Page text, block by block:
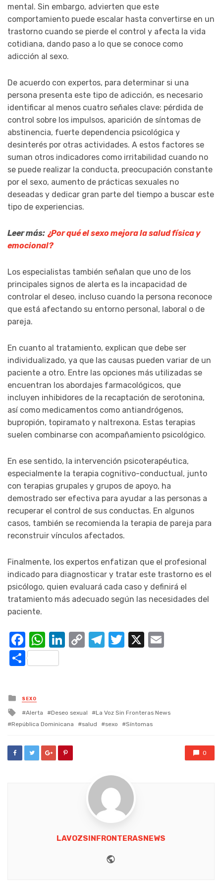
mental. Sin embargo, advierten que este
comportamiento puede escalar hasta convertirse en un
trastorno cuando se pierde el control y afecta la vida
cotidiana, dando paso a lo que se conoce como
adicción al sexo.
De acuerdo con expertos, para determinar si una
persona presenta este tipo de adicción, es necesario
identificar al menos cuatro señales clave: pérdida de
control sobre los impulsos, aparición de síntomas de
abstinencia, fuerte dependencia psicológica y
desinterés por otras actividades. A estos factores se
suman otros indicadores como irritabilidad cuando no
se puede realizar la conducta, preocupación constante
por el sexo, aumento de prácticas sexuales no
deseadas y dedicar gran parte del tiempo a buscar este
tipo de experiencias.
Leer más: ¿Por qué el sexo mejora la salud física y
emocional?
Los especialistas también señalan que uno de los
principales signos de alerta es la incapacidad de
controlar el deseo, incluso cuando la persona reconoce
que está afectando su entorno personal, laboral o de
pareja.
En cuanto al tratamiento, explican que debe ser
individualizado, ya que las causas pueden variar de un
paciente a otro. Entre las opciones más utilizadas se
encuentran los abordajes farmacológicos, que
incluyen inhibidores de la recaptación de serotonina,
así como medicamentos como antiandrógenos,
bupropión, topiramato y naltrexona. Estas terapias
suelen combinarse con acompañamiento psicológico.
En ese sentido, la intervención psicoterapéutica,
especialmente la terapia cognitivo-conductual, junto
con terapias grupales y grupos de apoyo, ha
demostrado ser efectiva para ayudar a las personas a
recuperar el control de sus conductas. En algunos
casos, también se recomienda la terapia de pareja para
reconstruir vínculos afectados.
Finalmente, los expertos enfatizan que el profesional
indicado para diagnosticar y tratar este trastorno es el
psicólogo, quien evaluará cada caso y definirá el
tratamiento más adecuado según las necesidades del
paciente.
Facebook
WhatsApp
LinkedIn
CopyTelegram
Twitter
X
Compartir
Posted
in
SEXO
Tagged
with
Alerta Deseo sexual
La Voz Sin Fronteras News
República Dominicana
salud sexo Síntomas
0
LAVOZSINFRONTERASNEWS